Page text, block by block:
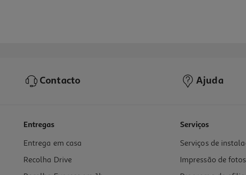
Contacto Ajuda
Entregas
Entrega em casa
Recolha Drive
Serviços
Serviços de
Impressão de fotos